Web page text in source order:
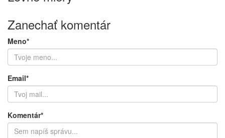
Zanechať komentár
Meno*
Email*
Komentár*